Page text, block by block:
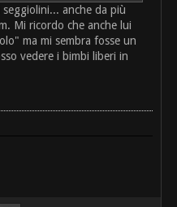
anche da più
Mi ricordo che anche lui
ma mi sembra fosse un
vedere i bimbi liberi in